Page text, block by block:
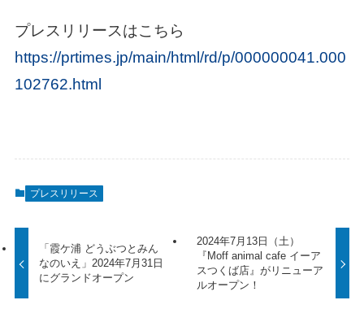
プレスリリースはこちら
https://prtimes.jp/main/html/rd/p/000000041.000
102762.html
プレスリリース
「霞ケ浦 どうぶつとみん
なのいえ」2024年7月31日
にグランドオープン
2024年7月13日（土）
『Moff animal cafe イーア
スつくば店』がリニューア
ルオープン！